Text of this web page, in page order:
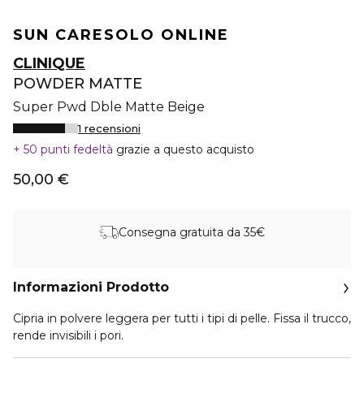
SUN CARESOLO ONLINE
CLINIQUE
POWDER MATTE
Super Pwd Dble Matte Beige
1 recensioni
50 punti fedeltà grazie a questo acquisto
50,00 €
Consegna gratuita da 35€
Informazioni Prodotto
Cipria in polvere leggera per tutti i tipi di pelle. Fissa il trucco,
rende invisibili i pori.